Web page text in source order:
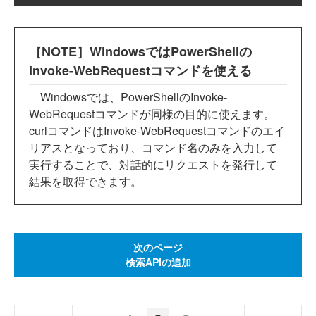
［NOTE］WindowsではPowerShellの
Invoke-WebRequestコマンドを使える
Windowsでは、PowerShellのInvoke-
WebRequestコマンドが同様の目的に使えます。
curlコマンドはInvoke-WebRequestコマンドのエイ
リアスとなっており、コマンド名のみを入力して
実行することで、対話的にリクエストを発行して
結果を取得できます。
次のページ
検索APIの追加